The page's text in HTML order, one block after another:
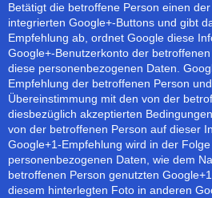
Betätigt die betroffene Person einen
integrierten Google+-Buttons und gibt
Empfehlung ab, ordnet Google diese
Google+-Benutzerkonto der
diese personenbezogenen Daten.
Empfehlung der betroffenen Person
Übereinstimmung mit den von der
diesbezüglich akzeptierten
von der betroffenen Person auf dieser
Google+1-Empfehlung wird in der
personenbezogenen Daten, wie dem
betroffenen Person genutzten
diesem hinterlegten Foto in anderen